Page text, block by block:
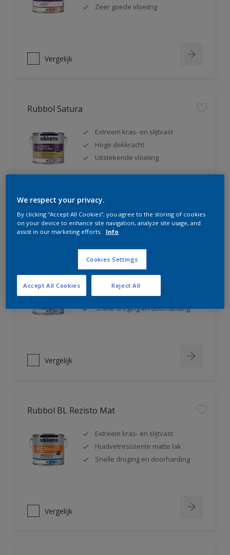
Zeer goede vloeiing
Vergelijk
Rubbol Satura
Extreem kras- en slijtvast
Hoge dekkracht
Uitstekende vloeiing
Rubbol BL Rezisto Satin
Extreem kras- en slijtvast
Huidvetresistente zijdeglanslak
Snelle droging en doorharding
Vergelijk
Rubbol BL Rezisto Mat
Extreem kras- en slijtvast
Huidvetresistente matte lak
Snelle droging en doorharding
Vergelijk
We respect your privacy.
By clicking “Accept All Cookies”, you agree to the storing of cookies
on your device to enhance site navigation, analyze site usage, and
assist in our marketing efforts.
Info
Cookies Settings
Reject All
Accept All Cookies